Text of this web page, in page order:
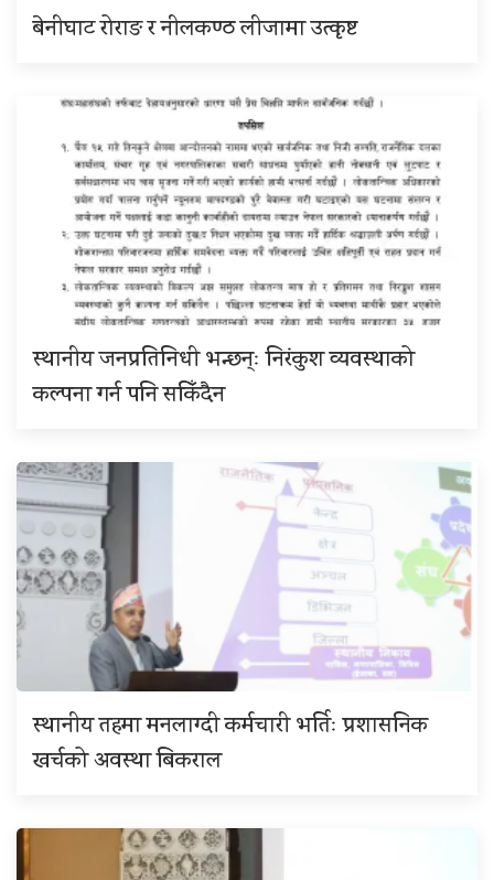
बेनीघाट रोराङ र नीलकण्ठ लीजामा उत्कृष्ट
स्थानीय जनप्रतिनिधी भन्छन्ः निरंकुश व्यवस्थाको
कल्पना गर्न पनि सकिँदैन
स्थानीय तहमा मनलाग्दी कर्मचारी भर्तिः प्रशासनिक
खर्चको अवस्था बिकराल